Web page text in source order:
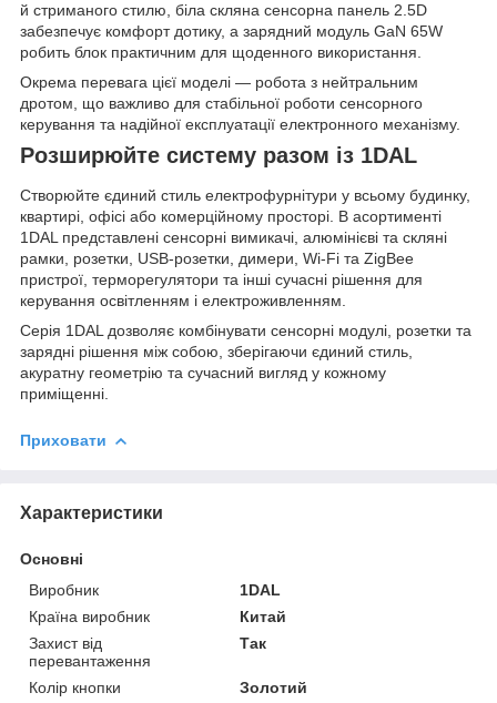
й стриманого стилю, біла скляна сенсорна панель 2.5D
забезпечує комфорт дотику, а зарядний модуль GaN 65W
робить блок практичним для щоденного використання.
Окрема перевага цієї моделі — робота з нейтральним
дротом, що важливо для стабільної роботи сенсорного
керування та надійної експлуатації електронного механізму.
Розширюйте систему разом із 1DAL
Створюйте єдиний стиль електрофурнітури у всьому будинку,
квартирі, офісі або комерційному просторі. В асортименті
1DAL представлені сенсорні вимикачі, алюмінієві та скляні
рамки, розетки, USB-розетки, димери, Wi-Fi та ZigBee
пристрої, терморегулятори та інші сучасні рішення для
керування освітленням і електроживленням.
Серія 1DAL дозволяє комбінувати сенсорні модулі, розетки та
зарядні рішення між собою, зберігаючи єдиний стиль,
акуратну геометрію та сучасний вигляд у кожному
приміщенні.
Приховати
Характеристики
Основні
Виробник
1DAL
Країна виробник
Китай
Захист від
перевантаження
Так
Колір кнопки
Золотий